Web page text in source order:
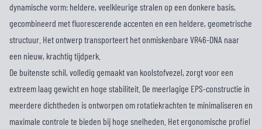
dynamische vorm: heldere, veelkleurige stralen op een donkere basis,
gecombineerd met fluorescerende accenten en een heldere, geometrische
structuur. Het ontwerp transporteert het onmiskenbare VR46-DNA naar
een nieuw, krachtig tijdperk.
De buitenste schil, volledig gemaakt van koolstofvezel, zorgt voor een
extreem laag gewicht en hoge stabiliteit. De meerlagige EPS-constructie in
meerdere dichtheden is ontworpen om rotatiekrachten te minimaliseren en
maximale controle te bieden bij hoge snelheden. Het ergonomische profiel